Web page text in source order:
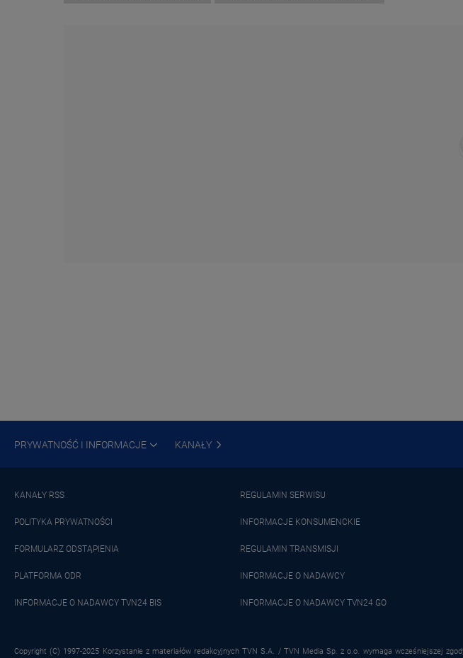
PRYWATNOŚĆ I INFORMACJE KANAŁY
KANAŁY RSS REGULAMIN SERWISU
POLITYKA PRYWATNOŚCI INFORMACJE KONSUMENCKIE
FORMULARZ ODSTĄPIENIA REGULAMIN TRANSMISJI
PLATFORMA ODR INFORMACJE O NADAWCY
INFORMACJE O NADAWCY TVN24 BIS INFORMACJE O NADAWCY TVN24 GO
Copyright (C) 1997-2025 Korzystanie z materiałów redakcyjnych TVN S.A. / TVN Media Sp. z o.o. wymaga wcześniejszej